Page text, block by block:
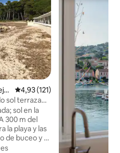
Calificación promedio: 4,93 de
4,93 (121)
sol terraza
sol en la
300 m del
la playa y las
de buceo y el
a pie de